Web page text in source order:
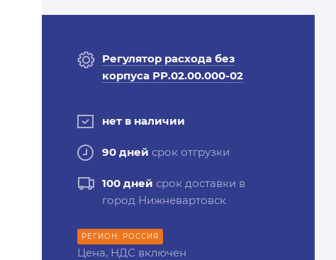
Регулятор расхода без
корпуса РР.02.00.000-02
нет в наличии
90 дней срок отгрузки
100 дней срок доставки в
город Нижневартовск
РЕГИОН: РОССИЯ
Цена, НДС включен